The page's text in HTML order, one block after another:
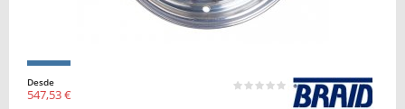
Desde
547,53 €